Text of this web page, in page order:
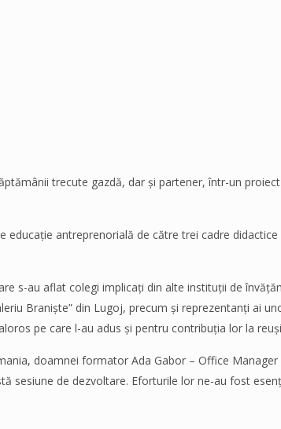
trecute gazdă, dar și partener, într-un
antreprenorială de către trei cadre
s-au aflat colegi implicați din alte instituții de
Braniște” din Lugoj, precum și reprezentanți ai
pe care l-au adus și pentru contribuția lor la
doamnei formator Ada Gabor – Office
sesiune de dezvoltare. Eforturile lor ne-au fost